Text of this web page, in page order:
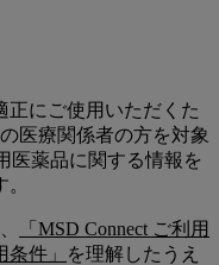
正にご使用いただくた
医療関係者の方を対象
医薬品に関する情報を
「MSD Connect ご利用
件」 を理解したうえ